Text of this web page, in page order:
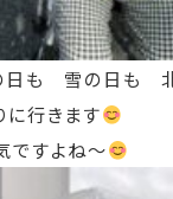
も 雪の日も
行きます
すよね～